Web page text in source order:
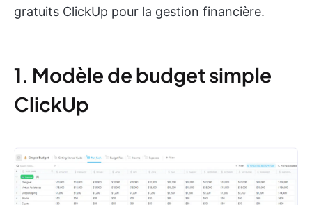
gratuits ClickUp pour la gestion financière.
1. Modèle de budget simple
ClickUp